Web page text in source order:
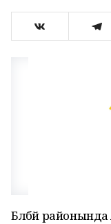
Бәләбәй